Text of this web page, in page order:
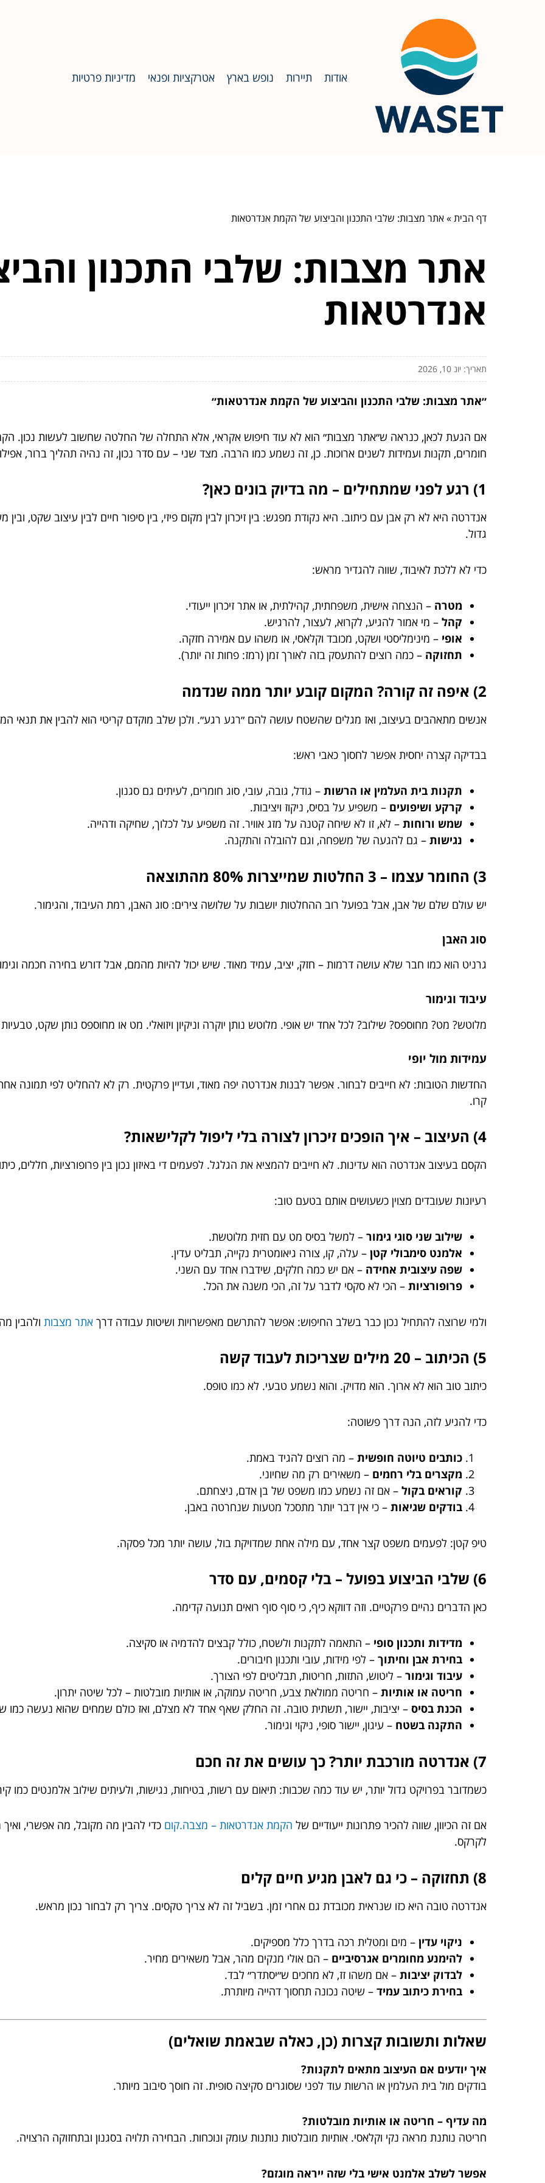
אודות תיירות נופש בארץ אטרקציות ופנאי מדיניות פרטיות
דף הבית»אתר מצבות: שלבי התכנון והביצוע של הקמת אנדרטאות
אתר מצבות: שלבי התכנון
אנדרטאות
תאריך: יונ 10, 2026
״אתר מצבות: שלבי התכנון והביצוע של הקמת אנדרטאות״
אם הגעת לכאן, כנראה ש״אתר מצבות״ הוא לא עוד חיפוש אקראי, אלא התחלה של החלטה שחשוב לעשות נכון.
חומרים, תקנות ועמידות לשנים ארוכות. כן, זה נשמע כמו הרבה. מצד שני – עם סדר נכון, זה נהיה תהליך ברור,
1) רגע לפני שמתחילים – מה בדיוק בונים כאן?
אנדרטה היא לא רק אבן עם כיתוב. היא נקודת מפגש: בין זיכרון לבין מקום פיזי, בין סיפור חיים לבין עיצוב שקט,
גדול.
כדי לא ללכת לאיבוד, שווה להגדיר מראש:
מטרה – הנצחה אישית, משפחתית, קהילתית, או אתר זיכרון ייעודי.
קהל – מי אמור להגיע, לקרוא, לעצור, להרגיש.
אופי – מינימליסטי ושקט, מכובד וקלאסי, או משהו עם אמירה חזקה.
תחזוקה – כמה רוצים להתעסק בזה לאורך זמן (רמז: פחות זה יותר).
2) איפה זה קורה? המקום קובע יותר ממה שנדמה
אנשים מתאהבים בעיצוב, ואז מגלים שהשטח עושה להם ״רגע רגע״. ולכן שלב מוקדם קריטי הוא להבין את תנאי
בבדיקה קצרה יחסית אפשר לחסוך כאבי ראש:
תקנות בית העלמין או הרשות – גודל, גובה, עובי, סוג חומרים, לעיתים גם סגנון.
קרקע ושיפועים – משפיע על בסיס, ניקוז ויציבות.
שמש ורוחות – לא, זו לא שיחה קטנה על מזג אוויר. זה משפיע על לכלוך, שחיקה ודהייה.
נגישות – גם להגעה של משפחה, וגם להובלה והתקנה.
3) החומר עצמו – 3 החלטות שמייצרות 80% מהתוצאה
יש עולם שלם של אבן, אבל בפועל רוב ההחלטות יושבות על שלושה צירים: סוג האבן, רמת העיבוד, והגימור.
סוג האבן
גרניט הוא כמו חבר שלא עושה דרמות – חזק, יציב, עמיד מאוד. שיש יכול להיות מהמם, אבל דורש בחירה חכמה
עיבוד וגימור
מלוטש? מט? מחוספס? שילוב? לכל אחד יש אופי. מלוטש נותן יוקרה וניקיון ויזואלי. מט או מחוספס נותן שקט,
עמידות מול יופי
החדשות הטובות: לא חייבים לבחור. אפשר לבנות אנדרטה יפה מאוד, ועדיין פרקטית. רק לא להחליט לפי תמונה
קרו.
4) העיצוב – איך הופכים זיכרון לצורה בלי ליפול לקלישאות?
הקסם בעיצוב אנדרטה הוא עדינות. לא חייבים להמציא את הגלגל. לפעמים די באיזון נכון בין פרופורציות, חללים,
רעיונות שעובדים מצוין כשעושים אותם בטעם טוב:
שילוב שני סוגי גימור – למשל בסיס מט עם חזית מלוטשת.
אלמנט סימבולי קטן – עלה, קו, צורה גיאומטרית נקייה, תבליט עדין.
שפה עיצובית אחידה – אם יש כמה חלקים, שידברו אחד עם השני.
פרופורציות – הכי לא סקסי לדבר על זה, הכי משנה את הכל.
ולמי שרוצה להתחיל נכון כבר בשלב החיפוש: אפשר להתרשם מאפשרויות ושיטות עבודה דרך אתר מצבות ולהבין
5) הכיתוב – 20 מילים שצריכות לעבוד קשה
כיתוב טוב הוא לא ארוך. הוא מדויק. והוא נשמע טבעי. לא כמו טופס.
כדי להגיע לזה, הנה דרך פשוטה:
כותבים טיוטה חופשית – מה רוצים להגיד באמת.
מקצרים בלי רחמים – משאירים רק מה שחיוני.
קוראים בקול – אם זה נשמע כמו משפט של בן אדם, ניצחתם.
בודקים שגיאות – כי אין דבר יותר מתסכל מטעות שנחרטה באבן.
טיפ קטן: לפעמים משפט קצר אחד, עם מילה אחת שמדויקת בול, עושה יותר מכל פסקה.
6) שלבי הביצוע בפועל – בלי קסמים, עם סדר
כאן הדברים נהיים פרקטיים. וזה דווקא כיף, כי סוף סוף רואים תנועה קדימה.
מדידות ותכנון סופי – התאמה לתקנות ולשטח, כולל קבצים להדמיה או סקיצה.
בחירת אבן וחיתוך – לפי מידות, עובי ותכנון חיבורים.
עיבוד וגימור – ליטוש, התזות, חריטות, תבליטים לפי הצורך.
חריטה או אותיות – חריטה ממולאת צבע, חריטה עמוקה, או אותיות מובלטות – לכל שיטה יתרון.
הכנת בסיס – יציבות, יישור, תשתית טובה. זה החלק שאף אחד לא מצלם, ואז כולם שמחים שהוא נעשה כמו
התקנה בשטח – עיגון, יישור סופי, ניקוי וגימור.
7) אנדרטה מורכבת יותר? כך עושים את זה חכם
כשמדובר בפרויקט גדול יותר, יש עוד כמה שכבות: תיאום עם רשות, בטיחות, נגישות, ולעיתים שילוב אלמנטים כמו
אם זה הכיוון, שווה להכיר פתרונות ייעודיים של הקמת אנדרטאות – מצבה.קום כדי להבין מה מקובל, מה אפשרי,
לקרקס.
8) תחזוקה – כי גם לאבן מגיע חיים קלים
אנדרטה טובה היא כזו שנראית מכובדת גם אחרי זמן. בשביל זה לא צריך טקסים. צריך רק לבחור נכון מראש.
ניקוי עדין – מים ומטלית רכה בדרך כלל מספיקים.
להימנע מחומרים אגרסיביים – הם אולי מנקים מהר, אבל משאירים מחיר.
לבדוק יציבות – אם משהו זז, לא מחכים ש״יסתדר״ לבד.
בחירת כיתוב עמיד – שיטה נכונה תחסוך דהייה מיותרת.
שאלות ותשובות קצרות (כן, כאלה שבאמת שואלים)
איך יודעים אם העיצוב מתאים לתקנות?
בודקים מול בית העלמין או הרשות עוד לפני שסוגרים סקיצה סופית. זה חוסך סיבוב מיותר.
מה עדיף – חריטה או אותיות מובלטות?
חריטה נותנת מראה נקי וקלאסי. אותיות מובלטות נותנות עומק ונוכחות. הבחירה תלויה בסגנון ובתחזוקה הרצויה.
אפשר לשלב אלמנט אישי בלי שזה ייראה מוגזם?